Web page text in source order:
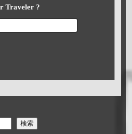
Traveler ?
検索